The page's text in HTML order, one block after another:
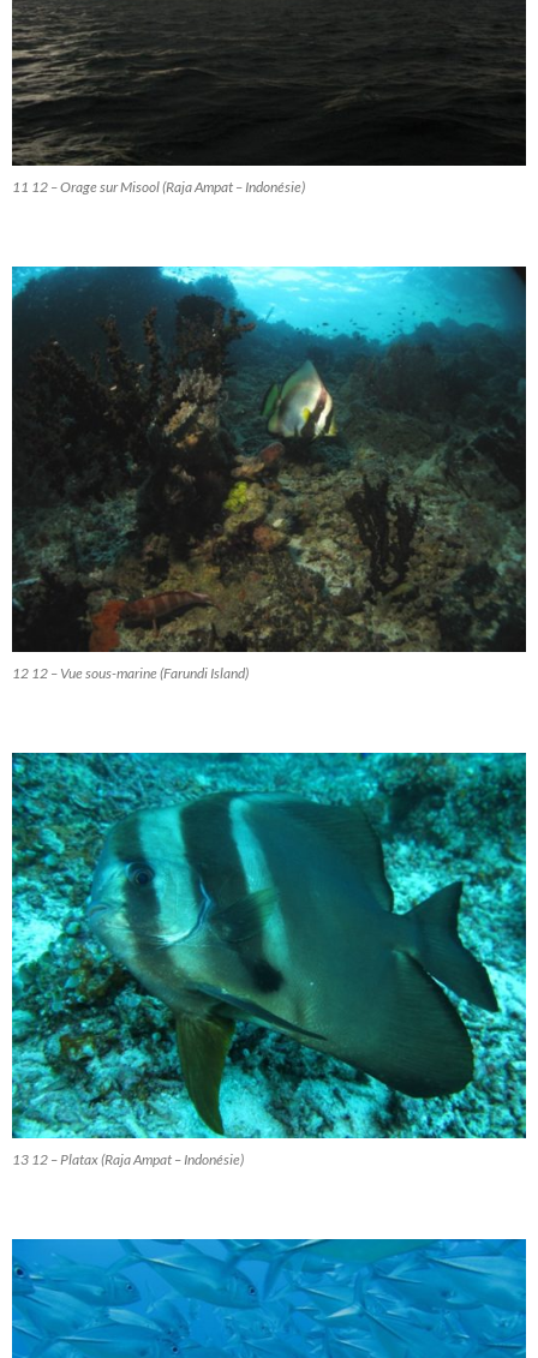
11 12 – Orage sur Misool (Raja Ampat – Indonésie)
12 12 – Vue sous-marine (Farundi Island)
13 12 – Platax (Raja Ampat – Indonésie)